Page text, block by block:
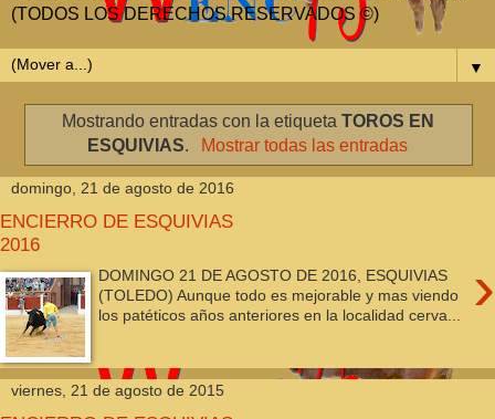
(TODOS LOS DERECHOS RESERVADOS ©)
▼
Mostrando entradas con la etiqueta TOROS EN
ESQUIVIAS. Mostrar todas las entradas
domingo, 21 de agosto de 2016
ENCIERRO DE ESQUIVIAS
2016
›
DOMINGO 21 DE AGOSTO DE 2016, ESQUIVIAS
(TOLEDO) Aunque todo es mejorable y mas viendo
los patéticos años anteriores en la localidad cerva...
viernes, 21 de agosto de 2015